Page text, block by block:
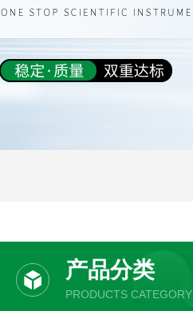
产品分类
PRODUCTS CATEGORY